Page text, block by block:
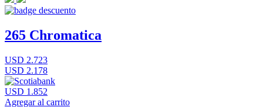
265 Chromatica
USD 2.723
USD 2.178
USD 1.852
Agregar al carrito